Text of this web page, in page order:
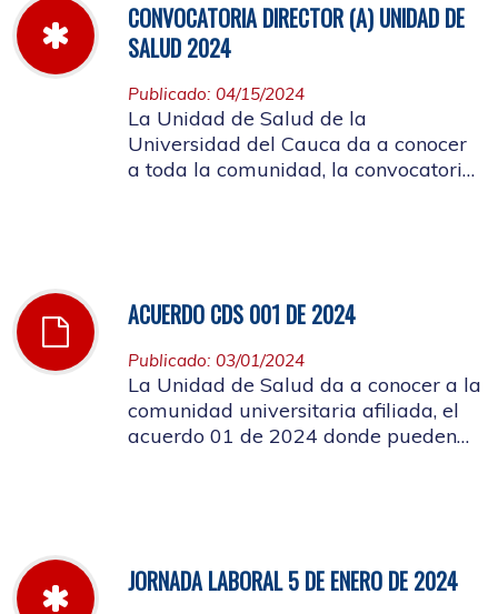
CONVOCATORIA DIRECTOR (A) UNIDAD DE
SALUD 2024
Publicado: 04/15/2024
La Unidad de Salud de la
Universidad del Cauca da a conocer
a toda la comunidad, la convocatoria
ACUERDO CDS 001 DE 2024
Publicado: 03/01/2024
La Unidad de Salud da a conocer a la
comunidad universitaria afiliada, el
acuerdo 01 de 2024 donde pueden
JORNADA LABORAL 5 DE ENERO DE 2024